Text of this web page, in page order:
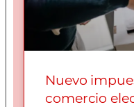
Nuevo
comercio